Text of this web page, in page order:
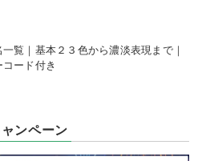
一覧｜基本２３色から濃淡表現まで｜
ード付き
ンペーン